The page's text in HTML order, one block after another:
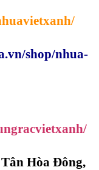
shop/nhua-
Hòa Đông,